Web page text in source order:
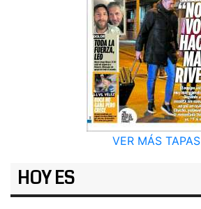
VER MÁS TAPAS
HOY ES